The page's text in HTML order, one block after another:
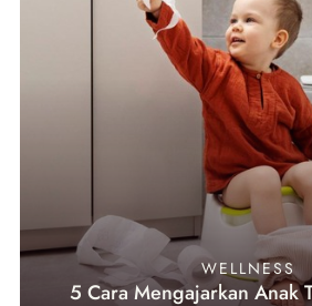
WELLNESS
5 Cara Mengajarkan Anak